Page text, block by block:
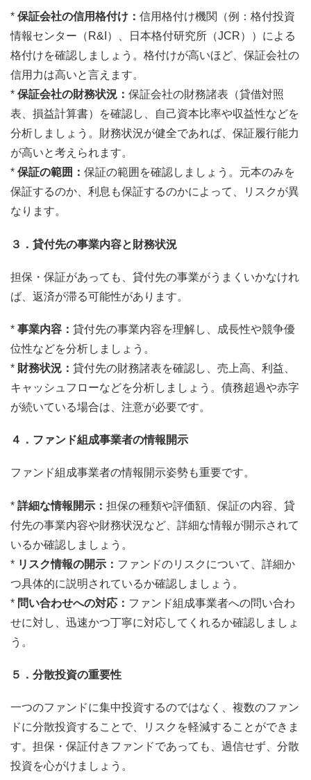
* 保証会社の信用格付け： 信用格付け機関（例：格付投資
情報センター（R&I）、日本格付研究所（JCR））による
格付けを確認しましょう。格付けが高いほど、保証会社の
信用力は高いと言えます。
* 保証会社の財務状況： 保証会社の財務諸表（貸借対照
表、損益計算書）を確認し、自己資本比率や収益性などを
分析しましょう。財務状況が健全であれば、保証履行能力
が高いと考えられます。
* 保証の範囲： 保証の範囲を確認しましょう。元本のみを
保証するのか、利息も保証するのかによって、リスクが異
なります。
３．貸付先の事業内容と財務状況
担保・保証があっても、貸付先の事業がうまくいかなけれ
ば、返済が滞る可能性があります。
* 事業内容： 貸付先の事業内容を理解し、成長性や競争優
位性などを分析しましょう。
* 財務状況： 貸付先の財務諸表を確認し、売上高、利益、
キャッシュフローなどを分析しましょう。債務超過や赤字
が続いている場合は、注意が必要です。
４．ファンド組成事業者の情報開示
ファンド組成事業者の情報開示姿勢も重要です。
* 詳細な情報開示： 担保の種類や評価額、保証の内容、貸
付先の事業内容や財務状況など、詳細な情報が開示されて
いるか確認しましょう。
* リスク情報の開示： ファンドのリスクについて、詳細か
つ具体的に説明されているか確認しましょう。
* 問い合わせへの対応： ファンド組成事業者への問い合わ
せに対し、迅速かつ丁寧に対応してくれるか確認しましょ
う。
５．分散投資の重要性
一つのファンドに集中投資するのではなく、複数のファン
ドに分散投資することで、リスクを軽減することができま
す。担保・保証付きファンドであっても、過信せず、分散
投資を心がけましょう。